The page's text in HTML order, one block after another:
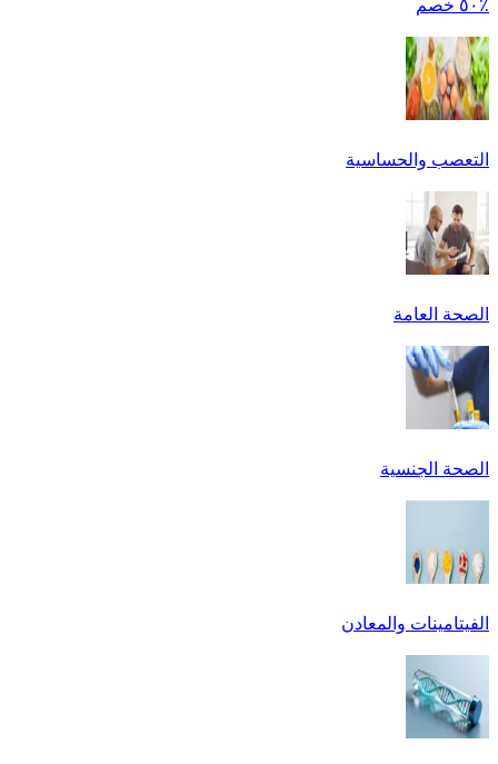
التعصب والحساسية
الصحة العامة
الصحة الجنسية
الفيتامينات والمعادن